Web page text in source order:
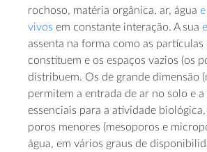
rochoso, matéria orgânica, ar, água
vivos em constante interação. A sua
assenta na forma como as partículas
constituem e os espaços vazios (os
distribuem. Os de grande dimensão
permitem a entrada de ar no solo e a
essenciais para a atividade
poros menores (mesoporos e
água, em vários graus de